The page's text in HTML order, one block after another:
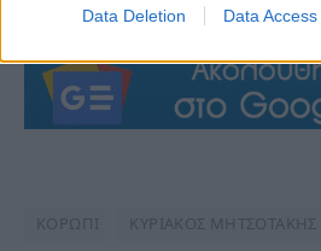
Data Deletion Data Access
ΚΟΡΩΠΙ ΚΥΡΙΑΚΟΣ ΜΗΤΣΟΤΑΚΗΣ